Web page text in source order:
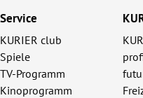
Service
KURIER club
Spiele
TV-Programm
Kinoprogramm